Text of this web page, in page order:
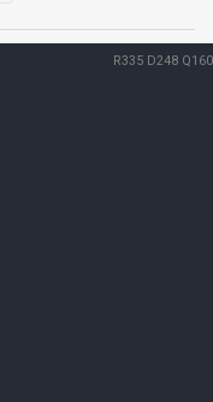
R335 D248 Q160